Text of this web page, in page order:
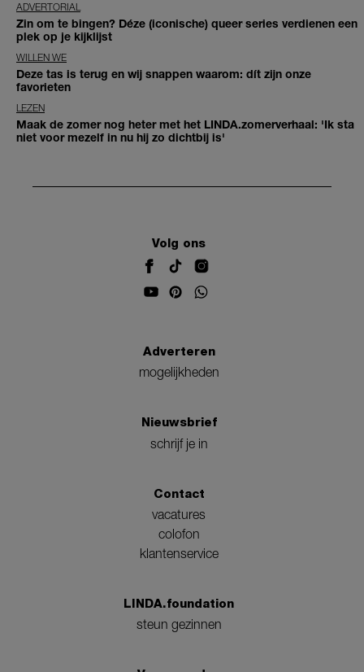
ADVERTORIAL
Zin om te bingen? Déze (iconische) queer series verdienen een
plek op je kijklijst
WILLEN WE
Deze tas is terug en wij snappen waarom: dít zijn onze
favorieten
LEZEN
Maak de zomer nog heter met het LINDA.zomerverhaal: 'Ik sta
niet voor mezelf in nu hij zo dichtbij is'
Volg ons
Adverteren
mogelijkheden
Nieuwsbrief
schrijf je in
Contact
vacatures
colofon
klantenservice
LINDA.foundation
steun gezinnen